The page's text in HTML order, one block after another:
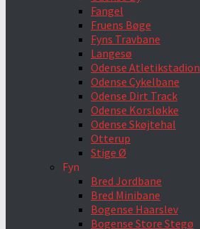
Fangel
Fruens Bøge
Fyns Travbane
Langesø
Odense Atletikstadion
Odense Cykelbane
Odense Dirt Track
Odense Korsløkke
Odense Skøjtehal
Otterup
Stige Ø
Fyn
Bred Jordbane
Bred Minibane
Bogense Haarslev
Bogense Store Stegø